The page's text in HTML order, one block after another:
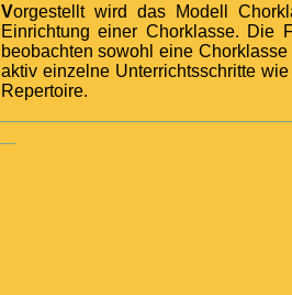
Vorgestellt wird das Modell Chorklasse mit vielen Organisationshilfen und einem Zeitfahrplan für die
Einrichtung einer Chorklasse. Die
beobachten sowohl eine
aktiv einzelne Unterrichtsschritte
Repertoire.